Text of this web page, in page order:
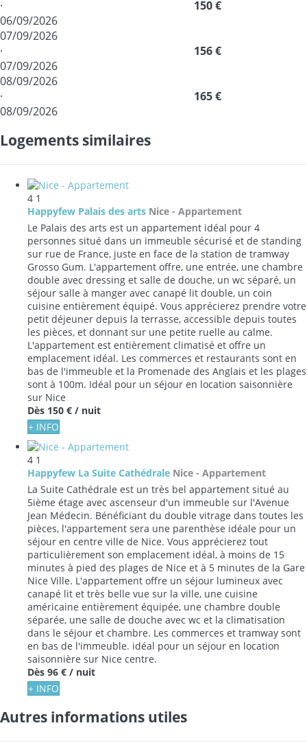
·
06/09/2026
150 €
07/09/2026
·
07/09/2026
156 €
08/09/2026
·
08/09/2026
165 €
Logements similaires
4 1
Happyfew Palais des arts Nice - Appartement
Le Palais des arts est un appartement idéal pour 4
personnes situé dans un immeuble sécurisé et de standing
sur rue de France, juste en face de la station de tramway
Grosso Gum. L'appartement offre, une entrée, une chambre
double avec dressing et salle de douche, un wc séparé, un
séjour salle à manger avec canapé lit double, un coin
cuisine entièrement équipé. Vous apprécierez prendre votre
petit déjeuner depuis la terrasse, accessible depuis toutes
les pièces, et donnant sur une petite ruelle au calme.
L'appartement est entièrement climatisé et offre un
emplacement idéal. Les commerces et restaurants sont en
bas de l'immeuble et la Promenade des Anglais et les plages
sont à 100m. Idéal pour un séjour en location saisonnière
sur Nice
Dès 150 € / nuit
+ INFO
4 1
Happyfew La Suite Cathédrale Nice - Appartement
La Suite Cathédrale est un très bel appartement situé au
5ième étage avec ascenseur d'un immeuble sur l'Avenue
Jean Médecin. Bénéficiant du double vitrage dans toutes les
pièces, l'appartement sera une parenthèse idéale pour un
séjour en centre ville de Nice. Vous apprécierez tout
particulièrement son emplacement idéal, à moins de 15
minutes à pied des plages de Nice et à 5 minutes de la Gare
Nice Ville. L'appartement offre un séjour lumineux avec
canapé lit et très belle vue sur la ville, une cuisine
américaine entièrement équipée, une chambre double
séparée, une salle de douche avec wc et la climatisation
dans le séjour et chambre. Les commerces et tramway sont
en bas de l'immeuble. idéal pour un séjour en location
saisonnière sur Nice centre.
Dès 96 € / nuit
+ INFO
Autres informations utiles